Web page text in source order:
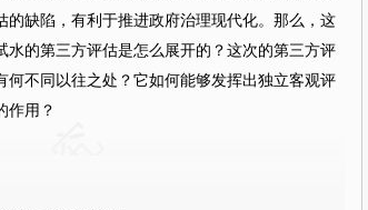
的缺陷，有利于推进政府治理现代化。那么，这
水的第三方评估是怎么展开的？这次的第三方评
何不同以往之处？它如何能够发挥出独立客观评
作用？